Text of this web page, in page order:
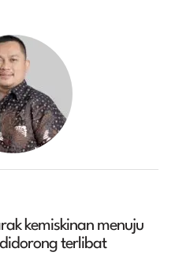
kemiskinan menuju
terlibat